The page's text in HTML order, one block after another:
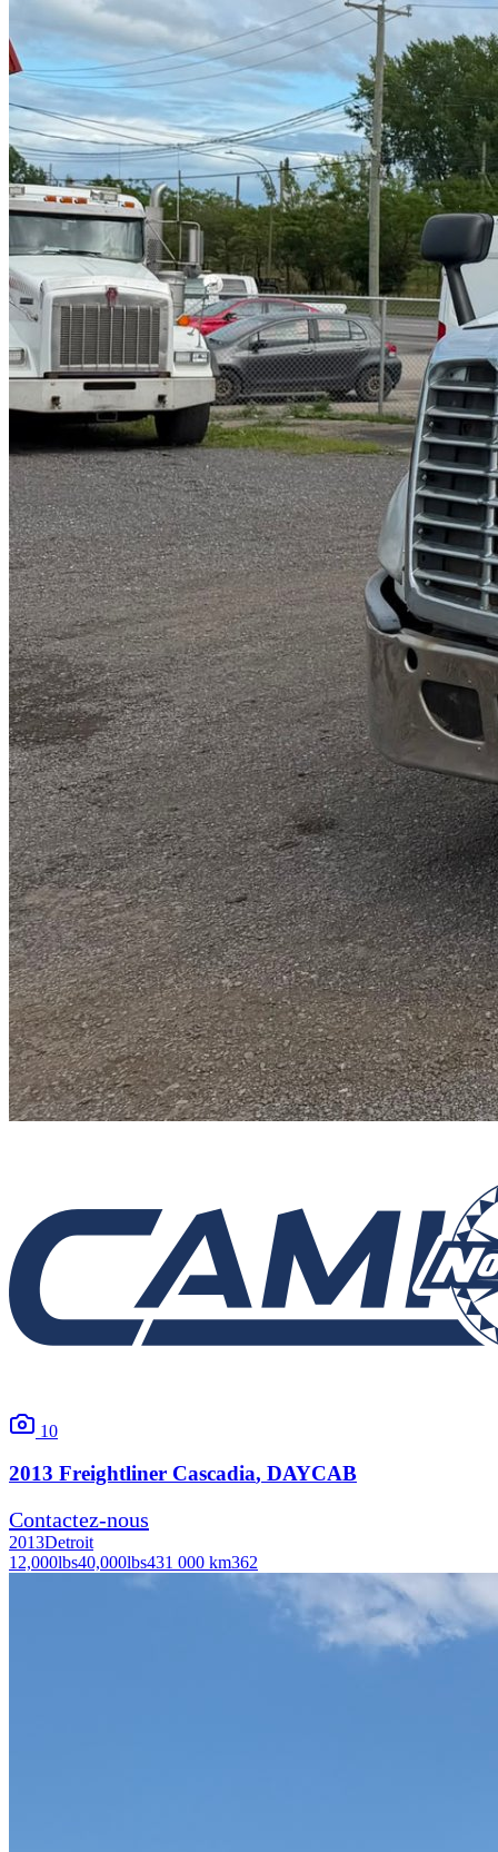
10
2013 Freightliner Cascadia, DAYCAB
Contactez-nous
2013Detroit
12,000lbs40,000lbs431 000 km362